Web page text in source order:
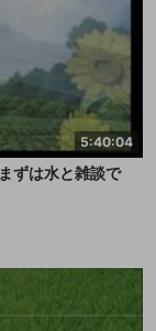
5:40:04
ずは水と雑談で